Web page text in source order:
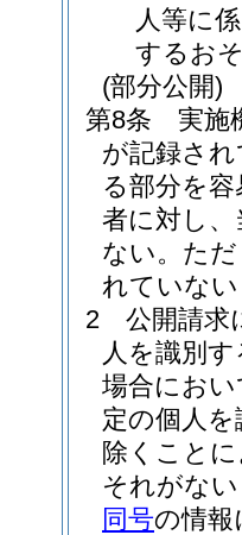
人等に
するお
(部分公開)
第8条
実施
が記録さ
る部分を
者に対し
ない。 た
れていな
2
公開請求
人を識別
場合にお
定の個人
除くこと
それがな
同号の情